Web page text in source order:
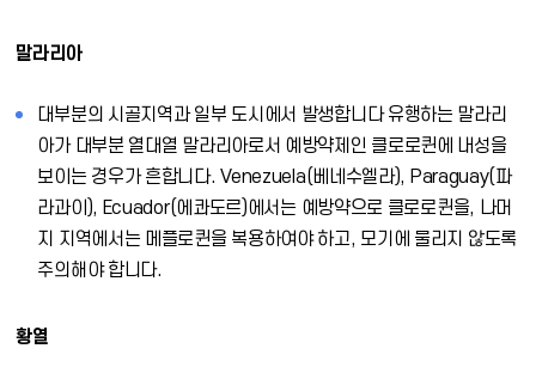
말라리아
대부분의 시골지역과 일부 도시에서 발생합니다 유행하는 말라리
아가 대부분 열대열 말라리아로서 예방약제인 클로로퀸에 내성을
보이는 경우가 흔합니다. Venezuela(베네수엘라), Paraguay(파
라과이), Ecuador(에콰도르)에서는 예방약으로 클로로퀸을, 나머
지 지역에서는 메플로퀸을 복용하여야 하고, 모기에 물리지 않도록
주의해야 합니다.
황열